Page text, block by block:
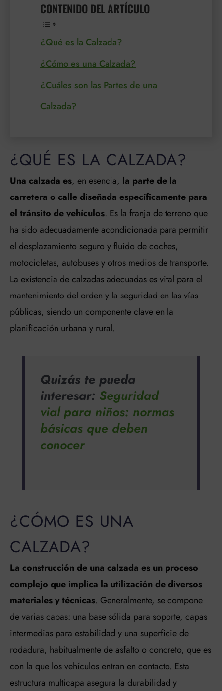
CONTENIDO DEL ARTÍCULO
¿Qué es la Calzada?
¿Cómo es una Calzada?
¿Cuáles son las Partes de una
Calzada?
¿QUÉ ES LA CALZADA?
Una calzada es, en esencia, la parte de la
carretera o calle diseñada específicamente para
el tránsito de vehículos. Es la franja de terreno que
ha sido adecuadamente acondicionada para permitir
el desplazamiento seguro y fluido de coches,
motocicletas, autobuses y otros medios de transporte.
La existencia de calzadas adecuadas es vital para el
mantenimiento del orden y la seguridad en las vías
públicas, siendo un componente clave en la
planificación urbana y rural.
Quizás te pueda
interesar: Seguridad
vial para niños: normas
básicas que deben
conocer
¿CÓMO ES UNA
CALZADA?
La construcción de una calzada es un proceso
complejo que implica la utilización de diversos
materiales y técnicas. Generalmente, se compone
de varias capas: una base sólida para soporte, capas
intermedias para estabilidad y una superficie de
rodadura, habitualmente de asfalto o concreto, que es
con la que los vehículos entran en contacto. Esta
estructura multicapa asegura la durabilidad y